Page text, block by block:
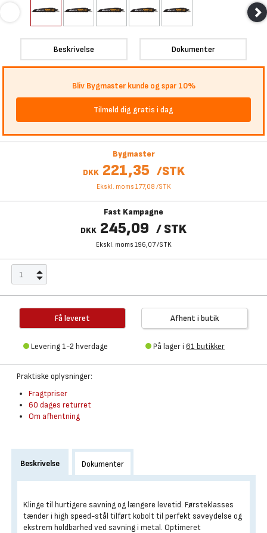
Beskrivelse Dokumenter
Bliv Bygmaster kunde og spar 10%
Tilmeld dig gratis i dag
Bygmaster
DKK 221,35 /STK
Ekskl. moms 177,08 /STK
Fast Kampagne
DKK 245,09 /STK
Ekskl. moms 196,07/STK
Få leveret
Levering 1-2 hverdage
Afhent i butik
På lager i 61 butikker
Praktiske oplysninger:
Fragtpriser
60 dages returret
Om afhentning
Beskrivelse Dokumenter
Klinge til hurtigere savning og længere levetid. Førsteklasses
tænder i high speed-stål tilført kobolt til perfekt saveydelse og
ekstrem holdbarhed ved savning i metal. Optimeret